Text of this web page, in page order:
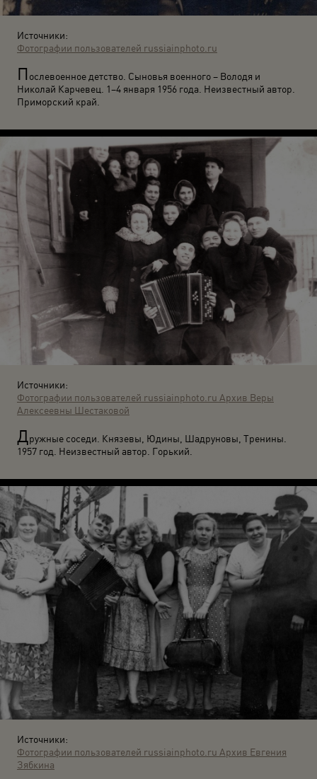
Источники:
Фотографии пользователей russiainphoto.ru
Послевоенное детство. Сыновья военного – Володя и
Николай Карчевец. 1–4 января 1956 года. Неизвестный автор.
Приморский край.
Источники:
Фотографии пользователей russiainphoto.ru Архив Веры
Алексеевны Шестаковой
Дружные соседи. Князевы, Юдины, Шадруновы, Тренины.
1957 год. Неизвестный автор. Горький.
Источники:
Фотографии пользователей russiainphoto.ru Архив Евгения
Зябкина